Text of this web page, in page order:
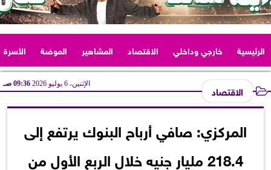
الرئيسية خارجي وداخلي الاقتصاد المشاهير الموضة الأسرة
الاقتصاد الإثنين، 6 يوليو 2026 09:36 صـ
المركزي: صافي أرباح البنوك يرتفع إلى
218.4 مليار جنيه خلال الربع الأول من